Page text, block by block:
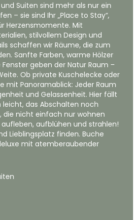
Suiten sind mehr als nur ein
– sie sind Ihr „Place to Stay“,
Herzensmomente. Mit
stilvollem Design und
schaffen wir Räume, die zum
Sanfte Farben, warme Hölzer
geben der Natur Raum –
Ob private Kuschelecke oder
mit Panoramablick: Jeder Raum
und Gelassenheit. Hier fällt
das Abschalten noch
die nicht einfach nur wohnen
aufblühen und strahlen!
Lieblingsplatz finden. Buche
mit atemberaubender